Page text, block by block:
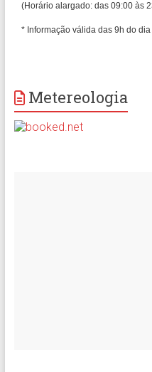
Metereologia